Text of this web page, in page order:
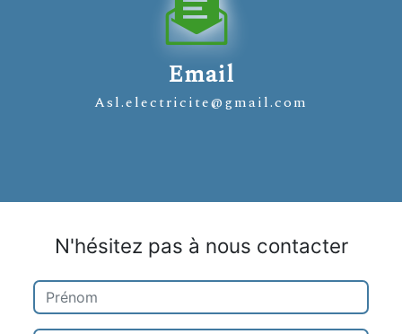
Email
asl.electricite@gmail.com
N'hésitez pas à nous contacter